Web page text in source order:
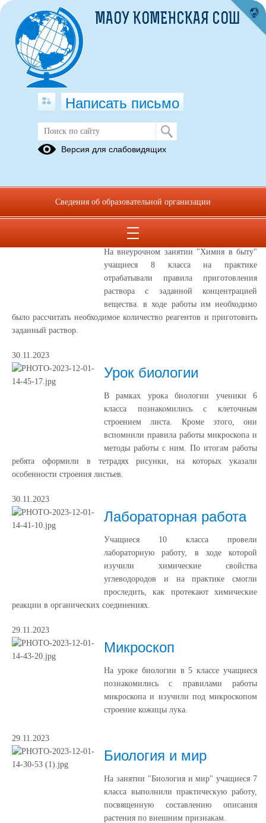
ноябрь 2023
Химия в быту
На внеурочном занятии "Химия в быту"
учащиеся 8 класса на практике
отрабатывали правила приготовления
раствора с заданной концентрацией
вещества. в ходе работы им необходимо
было рассчитать необходимое количество реагентов и приготовить
заданный раствор.
30.11.2023
Урок биологии
В рамках урока биологии ученики 6
класса познакомились с клеточным
строением листа. Кроме этого, они
вспомнили правила работы микроскопа и
методы работы с ним. По итогам работы
ребята оформили в тетрадях рисунки, на которых указали
особенности строения листьев.
30.11.2023
Лабораторная работа
Учащиеся 10 класса провели
лабораторную работу, в ходе которой
изучили химические свойства
углеводородов и на практике смогли
проследить, как протекают химические
реакции в органических соединениях.
29.11.2023
Микроскоп
На уроке биологии в 5 классе учащиеся
познакомились с правилами работы
микроскопа и изучили под микроскопом
строение кожицы лука.
29.11.2023
Биология и мир
На занятии "Биология и мир" учащиеся 7
класса выполнили практическую работу,
посвященную составлению описания
растения по внешним признакам.
МАОУ КОМЕНСКАЯ СОШ
Написать письмо
Версия для слабовидящих
Сведения об образовательной организации